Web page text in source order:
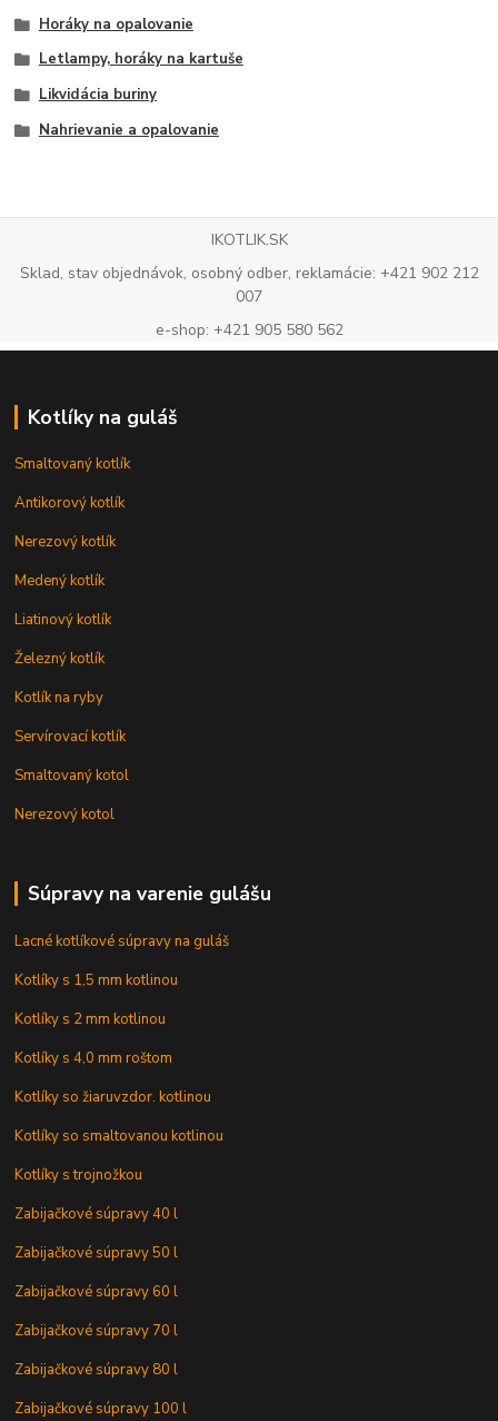
Horáky na opalovanie
Letlampy, horáky na kartuše
Likvidácia buriny
Nahrievanie a opalovanie
IKOTLIK.SK
Sklad, stav objednávok, osobný odber, reklamácie: +421 902 212
007
e-shop: +421 905 580 562
Kotlíky na guláš
Smaltovaný kotlík
Antikorový kotlík
Nerezový kotlík
Medený kotlík
Liatinový kotlík
Železný kotlík
Kotlík na ryby
Servírovací kotlík
Smaltovaný kotol
Nerezový kotol
Súpravy na varenie gulášu
Lacné kotlíkové súpravy na guláš
Kotlíky s 1,5 mm kotlinou
Kotlíky s 2 mm kotlinou
Kotlíky s 4,0 mm roštom
Kotlíky so žiaruvzdor. kotlinou
Kotlíky so smaltovanou kotlinou
Kotlíky s trojnožkou
Zabijačkové súpravy 40 l
Zabijačkové súpravy 50 l
Zabijačkové súpravy 60 l
Zabijačkové súpravy 70 l
Zabijačkové súpravy 80 l
Zabijačkové súpravy 100 l